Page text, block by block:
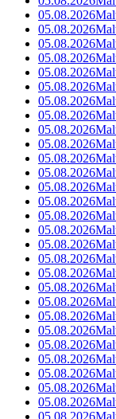
05.08.2026
05.08.2026
05.08.2026
05.08.2026
05.08.2026
05.08.2026
05.08.2026
05.08.2026
05.08.2026
05.08.2026
05.08.2026
05.08.2026
05.08.2026
05.08.2026
05.08.2026
05.08.2026
05.08.2026
05.08.2026
05.08.2026
05.08.2026
05.08.2026
05.08.2026
05.08.2026
05.08.2026
05.08.2026
05.08.2026
05.08.2026
05.08.2026
05.08.2026